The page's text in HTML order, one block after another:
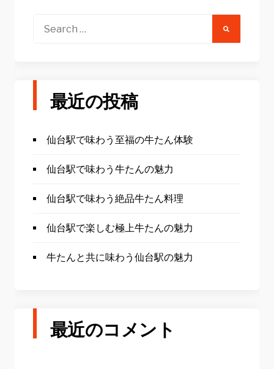
Search
最近の投稿
仙台駅で味わう至福の牛たん体験
仙台駅で味わう牛たんの魅力
仙台駅で味わう絶品牛たん料理
仙台駅で楽しむ極上牛たんの魅力
牛たんと共に味わう仙台駅の魅力
最近のコメント